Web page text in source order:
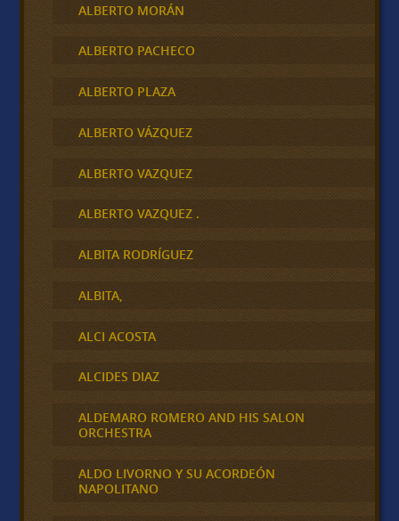
ALBERTO MORÁN
ALBERTO PACHECO
ALBERTO PLAZA
ALBERTO VÁZQUEZ
ALBERTO VAZQUEZ
ALBERTO VAZQUEZ .
ALBITA RODRÍGUEZ
ALBITA,
ALCI ACOSTA
ALCIDES DIAZ
ALDEMARO ROMERO AND HIS SALON
ORCHESTRA
ALDO LIVORNO Y SU ACORDEÓN
NAPOLITANO